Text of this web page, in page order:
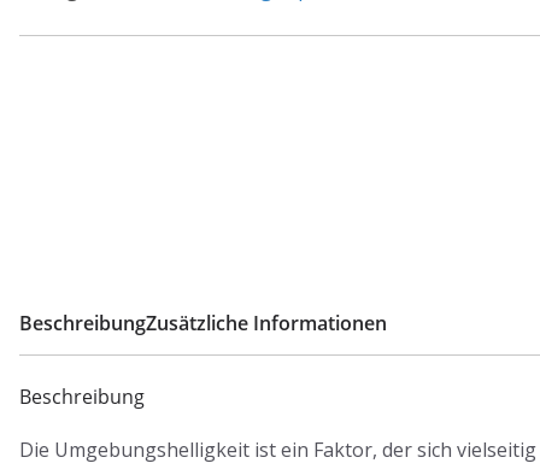
Menge
BeschreibungZusätzliche Informationen
Beschreibung
Die Umgebungshelligkeit ist ein Faktor, der sich